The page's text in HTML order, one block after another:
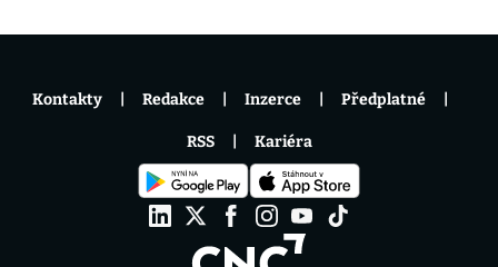
Kontakty Redakce Inzerce Předplatné
RSS Kariéra